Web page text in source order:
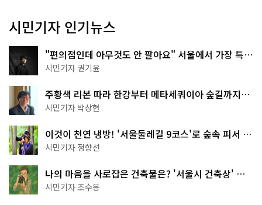
시민기자 인기뉴스
"편의점인데 아무것도 안 팔아요" 서울에서 가장 특별
한 편의점의 정체
시민기자 권기윤
주황색 리본 따라 한강부터 메타세쿼이아 숲길까지…
서울둘레길 15코스
시민기자 박상현
이것이 천연 냉방! '서울둘레길 9코스'로 숲속 피서 떠
나볼까
시민기자 정향선
나의 마음을 사로잡은 건축물은? '서울시 건축상' 수
상작 공개!
시민기자 조수봉